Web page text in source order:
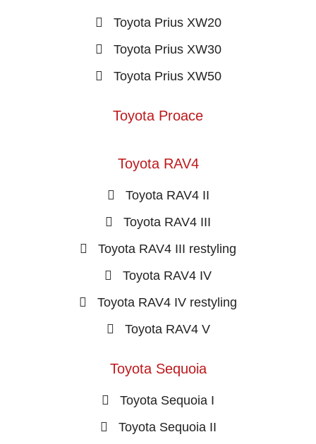
Toyota Prius XW20
Toyota Prius XW30
Toyota Prius XW50
Toyota Proace
Toyota RAV4
Toyota RAV4 II
Toyota RAV4 III
Toyota RAV4 III restyling
Toyota RAV4 IV
Toyota RAV4 IV restyling
Toyota RAV4 V
Toyota Sequoia
Toyota Sequoia I
Toyota Sequoia II